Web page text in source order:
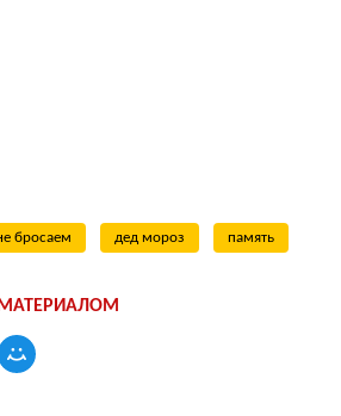
бросаем дед мороз память